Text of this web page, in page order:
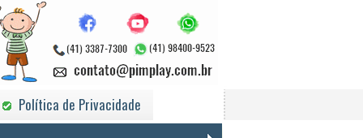
Política de Privacidade